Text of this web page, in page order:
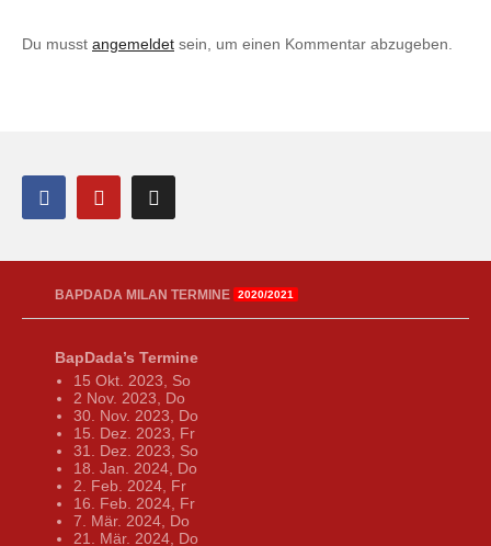
Du musst angemeldet sein, um einen Kommentar abzugeben.
BAPDADA MILAN TERMINE 2020/2021
BapDada’s Termine
15 Okt. 2023, So
2 Nov. 2023, Do
30. Nov. 2023, Do
15. Dez. 2023, Fr
31. Dez. 2023, So
18. Jan. 2024, Do
2. Feb. 2024, Fr
16. Feb. 2024, Fr
7. Mär. 2024, Do
21. Mär. 2024, Do